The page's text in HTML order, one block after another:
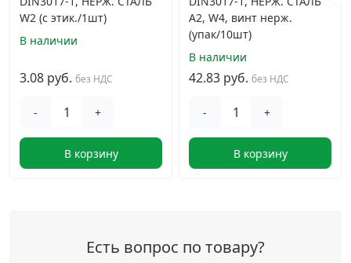
W2 (с этик./1шт)
В наличии
3.08 руб. без НДС
- +
В корзину
A2, W4, винт нерж.
(упак/10шт)
В наличии
42.83 руб. без НДС
- +
В корзину
Есть вопрос по товару?